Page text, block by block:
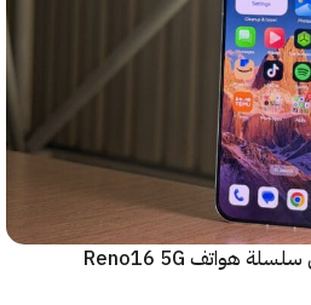
شركة Oppo تكشف النقاب عن سلسلة هواتف Reno16 5G